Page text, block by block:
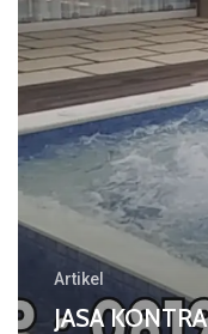
Artikel
JASA